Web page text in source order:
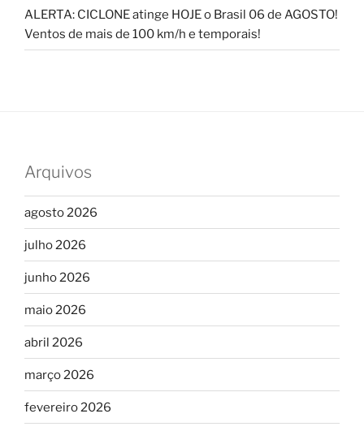
ALERTA: CICLONE atinge HOJE o Brasil 06 de AGOSTO!
Ventos de mais de 100 km/h e temporais!
Arquivos
agosto 2026
julho 2026
junho 2026
maio 2026
abril 2026
março 2026
fevereiro 2026